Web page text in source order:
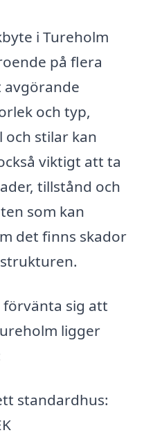
i Tureholm
på flera
avgörande
och typ,
stilar kan
viktigt att ta
tillstånd och
som kan
det finns skador
förvänta sig att
ligger
standardhus: